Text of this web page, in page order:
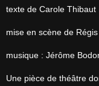
texte de Carole Thibaut
mise en scène de
musique : Jérôme
Une pièce de théâtre